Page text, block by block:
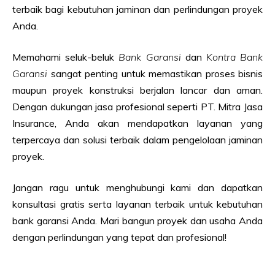
terbaik bagi kebutuhan jaminan dan perlindungan proyek
Anda.
Memahami seluk-beluk Bank Garansi dan Kontra Bank
Garansi sangat penting untuk memastikan proses bisnis
maupun proyek konstruksi berjalan lancar dan aman.
Dengan dukungan jasa profesional seperti PT. Mitra Jasa
Insurance, Anda akan mendapatkan layanan yang
terpercaya dan solusi terbaik dalam pengelolaan jaminan
proyek.
Jangan ragu untuk menghubungi kami dan dapatkan
konsultasi gratis serta layanan terbaik untuk kebutuhan
bank garansi Anda. Mari bangun proyek dan usaha Anda
dengan perlindungan yang tepat dan profesional!